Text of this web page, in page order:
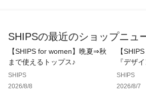
------------------------------
生地の厚み：やや薄手
透け感：無 (ライトホワイトのみやや有)
光沢感：無
SHIPSの最近のショップニュ
【SHIPS for women】晩夏⇒秋
まで使えるトップス♪
SHIPS
2026/8/8
【
『デザ
SHIPS
2026/8/7